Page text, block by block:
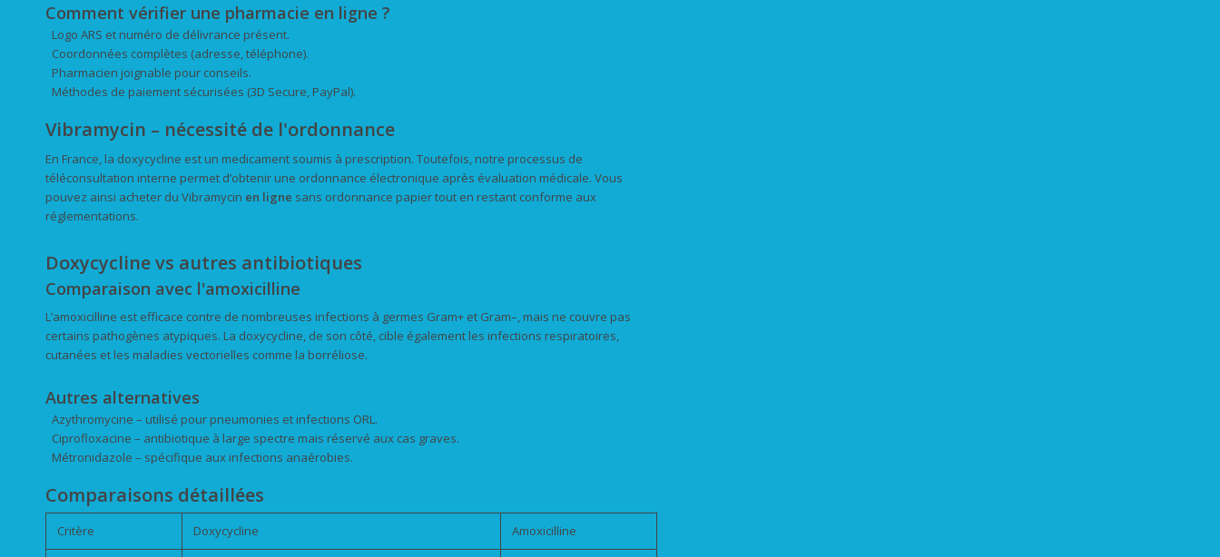
Comment vérifier une pharmacie en ligne ?
Logo ARS et numéro de délivrance présent.
Coordonnées complètes (adresse, téléphone).
Pharmacien joignable pour conseils.
Méthodes de paiement sécurisées (3D Secure, PayPal).
Vibramycin – nécessité de l'ordonnance
En France, la doxycycline est un medicament soumis à prescription. Toutefois, notre processus de
téléconsultation interne permet d’obtenir une ordonnance électronique après évaluation médicale. Vous
pouvez ainsi acheter du Vibramycin en ligne sans ordonnance papier tout en restant conforme aux
réglementations.
Doxycycline vs autres antibiotiques
Comparaison avec l'amoxicilline
L’amoxicilline est efficace contre de nombreuses infections à germes Gram+ et Gram–, mais ne couvre pas
certains pathogènes atypiques. La doxycycline, de son côté, cible également les infections respiratoires,
cutanées et les maladies vectorielles comme la borréliose.
Autres alternatives
Azythromycine – utilisé pour pneumonies et infections ORL.
Ciprofloxacine – antibiotique à large spectre mais réservé aux cas graves.
Métronidazole – spécifique aux infections anaérobies.
Comparaisons détaillées
Critère Doxycycline Amoxicilline